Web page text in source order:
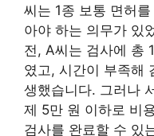
씨는 1종 보통 면허
아야 하는 의무가 있
전, A씨는 검사에 총
였고, 시간이 부족해
생했습니다. 그러나
제 5만 원 이하로 비
검사를 완료할 수 있